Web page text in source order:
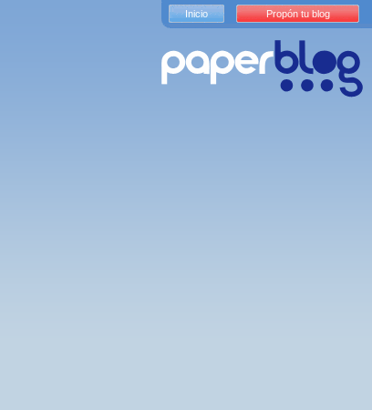
Inicio Propón tu blog